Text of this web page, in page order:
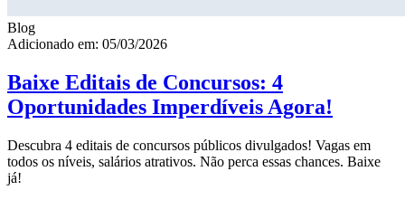
Blog
Adicionado em: 05/03/2026
Baixe Editais de Concursos: 4
Oportunidades Imperdíveis Agora!
Descubra 4 editais de concursos públicos divulgados! Vagas em
todos os níveis, salários atrativos. Não perca essas chances. Baixe
já!